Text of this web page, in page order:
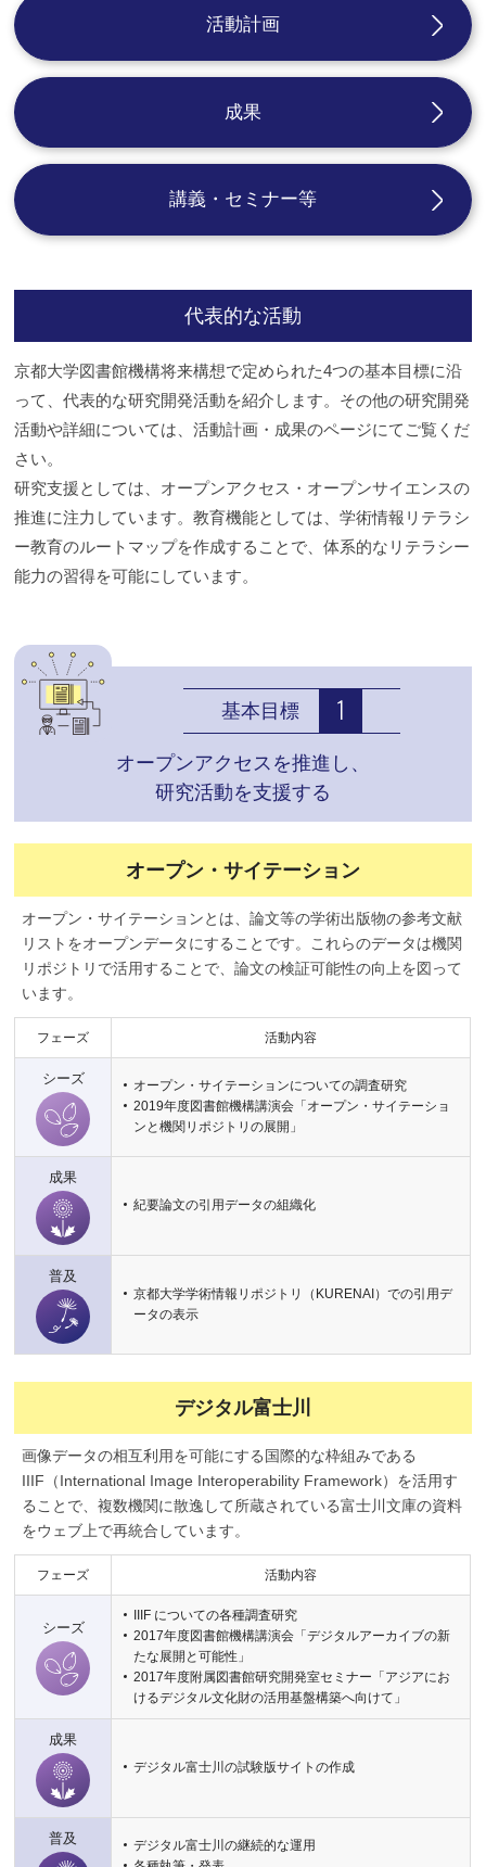
活動計画
成果
講義・セミナー等
代表的な活動
京都大学図書館機構将来構想で定められた4つの基本目標に沿
って、代表的な研究開発活動を紹介します。その他の研究開発
活動や詳細については、活動計画・成果のページにてご覧くだ
さい。
研究支援としては、オープンアクセス・オープンサイエンスの
推進に注力しています。教育機能としては、学術情報リテラシ
ー教育のルートマップを作成することで、体系的なリテラシー
能力の習得を可能にしています。
基本目標
オープンアクセスを推進し、
研究活動を支援する
オープン・サイテーション
オープン・サイテーションとは、論文等の学術出版物の参考文献
リストをオープンデータにすることです。これらのデータは機関
リポジトリで活用することで、論文の検証可能性の向上を図って
います。
フェーズ 活動内容
シーズ
オープン・サイテーションについての調査研究
2019年度図書館機構講演会「オープン・サイテーショ
ンと機関リポジトリの展開」
成果
紀要論文の引用データの組織化
普及
京都大学学術情報リポジトリ（KURENAI）での引用デ
ータの表示
デジタル富士川
画像データの相互利用を可能にする国際的な枠組みである
IIIF（International Image Interoperability Framework）を活用す
ることで、複数機関に散逸して所蔵されている富士川文庫の資料
をウェブ上で再統合しています。
フェーズ 活動内容
シーズ
IIIF についての各種調査研究
2017年度図書館機構講演会「デジタルアーカイブの新
たな展開と可能性」
2017年度附属図書館研究開発室セミナー「アジアにお
けるデジタル文化財の活用基盤構築へ向けて」
成果
デジタル富士川の試験版サイトの作成
普及
デジタル富士川の継続的な運用